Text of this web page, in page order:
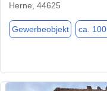
Herne, 44625
Gewerbeobjekt ca.